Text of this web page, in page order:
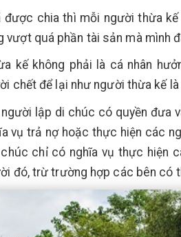
được chia thì mỗi người thừa
vượt quá phần tài sản mà mình
kế không phải là cá nhân
chết để lại như người thừa kế là
người lập di chúc có quyền
vụ trả nợ hoặc thực hiện các
chỉ có nghĩa vụ thực hiện
đó, trừ trường hợp các bên có